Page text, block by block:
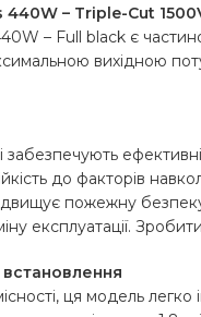
440W – Triple-Cut
– Full black є
вихідною
забезпечують
до факторів
пожежну
експлуатації.
встановлення
ця модель